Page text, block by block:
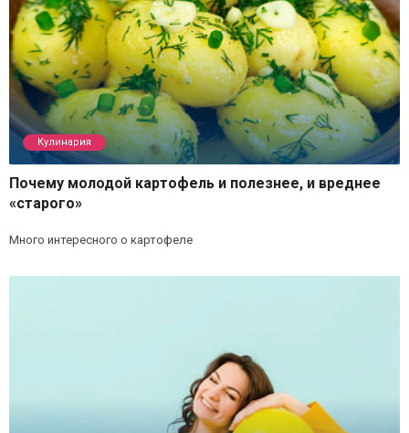
Кулинария
Почему молодой картофель и полезнее, и вреднее
«старого»
Много интересного о картофеле